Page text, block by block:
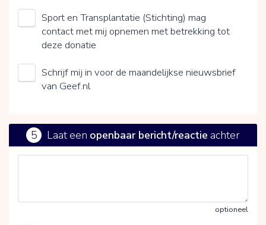
Sport en Transplantatie (Stichting) mag
contact met mij opnemen met betrekking tot
deze donatie
Schrijf mij in voor de maandelijkse nieuwsbrief
van Geef.nl
5 Laat een openbaar bericht/reactie achter
optioneel